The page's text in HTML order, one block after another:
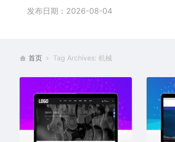
发布日期：2026-08-04
首页 Tag Archives: 机械